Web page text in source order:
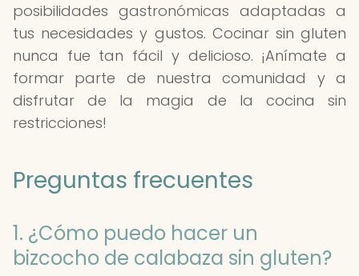
posibilidades gastronómicas adaptadas a
tus necesidades y gustos. Cocinar sin gluten
nunca fue tan fácil y delicioso. ¡Anímate a
formar parte de nuestra comunidad y a
disfrutar de la magia de la cocina sin
restricciones!
Preguntas frecuentes
1. ¿Cómo puedo hacer un
bizcocho de calabaza sin gluten?